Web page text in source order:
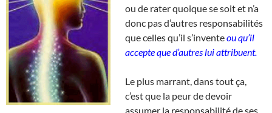
ou de rater quoique se soit et n’a
donc pas d’autres responsabilités
que celles qu’il s’inventeou qu’il
accepte que d’autres lui attribuent.
Le plus marrant, dans tout ça,
c’est que la peur de devoir
assumer la responsabilité de ses